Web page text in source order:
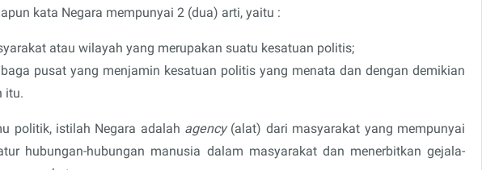
kata Negara mempunyai 2 (dua) arti, yaitu :
atau wilayah yang merupakan suatu kesatuan politis;
pusat yang menjamin kesatuan politis yang menata dan dengan demikian
itu.
politik, istilah Negara adalah agency (alat) dari masyarakat yang mempunyai
hubungan-hubungan manusia dalam masyarakat dan menerbitkan gejala-